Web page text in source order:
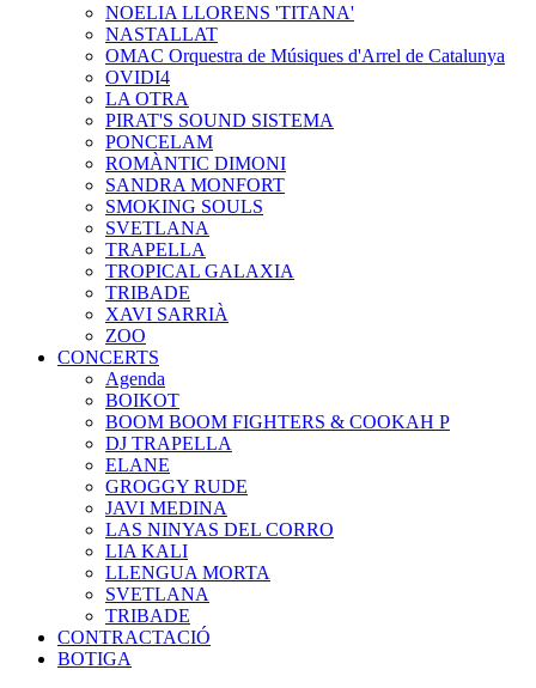
NOELIA LLORENS 'TITANA'
NASTALLAT
OMAC Orquestra de Músiques d'Arrel de Catalunya
OVIDI4
LA OTRA
PIRAT'S SOUND SISTEMA
PONCELAM
ROMÀNTIC DIMONI
SANDRA MONFORT
SMOKING SOULS
SVETLANA
TRAPELLA
TROPICAL GALAXIA
TRIBADE
XAVI SARRIÀ
ZOO
CONCERTS
Agenda
BOIKOT
BOOM BOOM FIGHTERS & COOKAH P
DJ TRAPELLA
ELANE
GROGGY RUDE
JAVI MEDINA
LAS NINYAS DEL CORRO
LIA KALI
LLENGUA MORTA
SVETLANA
TRIBADE
CONTRACTACIÓ
BOTIGA